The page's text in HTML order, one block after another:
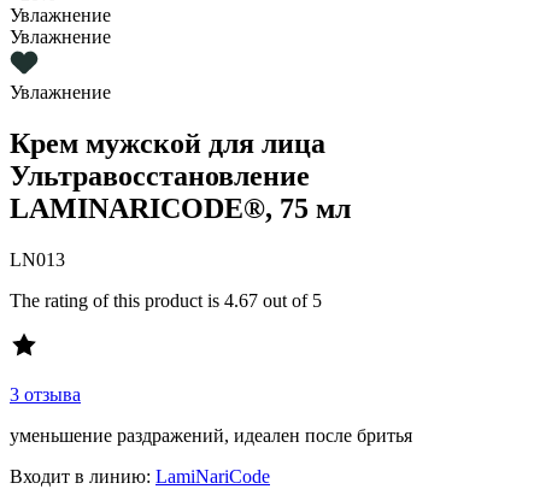
Увлажнение
Увлажнение
Увлажнение
Крем мужской для лица
Ультравосстановление
LAMINARICODE®, 75 мл
LN013
The rating of this product is 4.67 out of 5
3 отзыва
уменьшение раздражений, идеален после бритья
Входит в линию: LamiNariCode